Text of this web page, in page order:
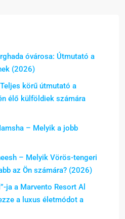
óvárosa: Útmutató a
(2026)
körű útmutató a
élő külföldiek számára
– Melyik a jobb
– Melyik Vörös-tengeri
az Ön számára? (2026)
ja a Marvento Resort Al
a luxus életmódot a